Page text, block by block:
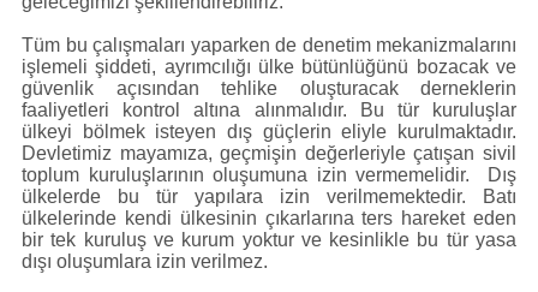
Tüm bu çalışmaları yaparken de denetim mekanizmalarını
işlemeli şiddeti, ayrımcılığı ülke bütünlüğünü bozacak ve
güvenlik açısından tehlike oluşturacak derneklerin
faaliyetleri kontrol altına alınmalıdır. Bu tür kuruluşlar
ülkeyi bölmek isteyen dış güçlerin eliyle kurulmaktadır.
Devletimiz mayamıza, geçmişin değerleriyle çatışan sivil
toplum kuruluşlarının oluşumuna izin vermemelidir. Dış
ülkelerde bu tür yapılara izin verilmemektedir. Batı
ülkelerinde kendi ülkesinin çıkarlarına ters hareket eden
bir tek kuruluş ve kurum yoktur ve kesinlikle bu tür yasa
dışı oluşumlara izin verilmez.